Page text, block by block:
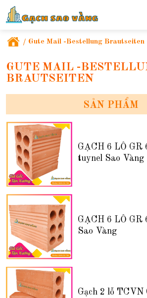
/ Gute Mail -Bestellung Brautseiten
GUTE MAIL -
BRAUTSEITEN
SẢN PHẨM
GẠCH 6 LỖ GR
tuynel Sao Vàng
GẠCH 6 LỖ GR
Sao Vàng
Gạch 2 lỗ TCVN